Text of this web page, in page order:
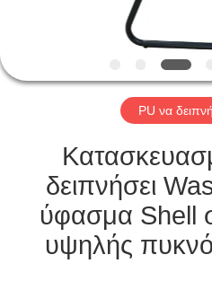
ΕΠΑΦΉ
ΗΠΑ
ΖΗΤΉΣΤΕ
ΈΝΑ
ΑΠΌΣΠΑΣΜΑ
SITEMAP
PU να
δειπνήσει
ύφασμα Shell
υψηλής